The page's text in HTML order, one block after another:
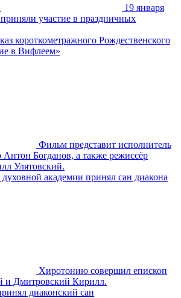
19 января
участие в праздничных
короткометражного Рождественского
в Вифлеем»
Фильм представит исполнитель
Антон Богданов, а также режиссёр
Улятовский .
академии принял сан диакона
Хиротонию совершил епископ
и Дмитровский Кирилл.
диаконский сан